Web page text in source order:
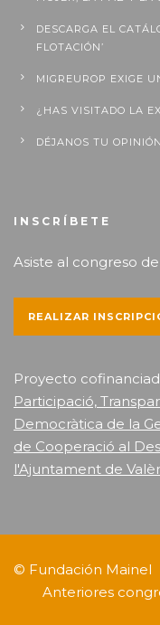
DESCARGA EL
FLOTACIÓN’
MIGREUROP EXIGE
¿HAS VISITADO LA
DÉJANOS TU OPINIÓN
INSCRÍBETE
Asiste al congreso
REALIZAR
Proyecto
Participació,
Democràtica de la
de Cooperació al
l'Ajuntament de
© Fundación Mainel
Anteriores